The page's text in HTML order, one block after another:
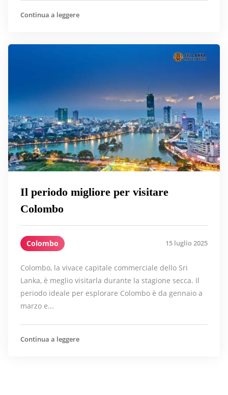
Continua a leggere
Il periodo migliore per visitare
Colombo
Colombo 15 luglio 2025
Colombo, la vivace capitale commerciale dello Sri
Lanka, è meglio visitarla durante la stagione secca. Il
periodo ideale per esplorare Colombo è da gennaio a
marzo e...
Continua a leggere